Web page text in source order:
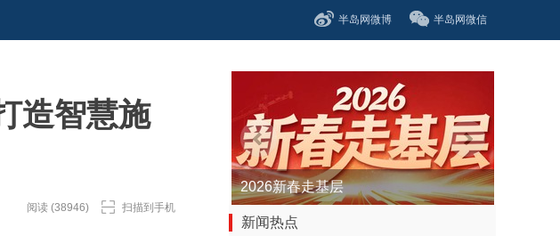
半岛网微博 半岛网微信
造智慧施
阅读 (38946) 扫描到手机
青春逐梦正当时——聚焦2026年中...
新闻热点